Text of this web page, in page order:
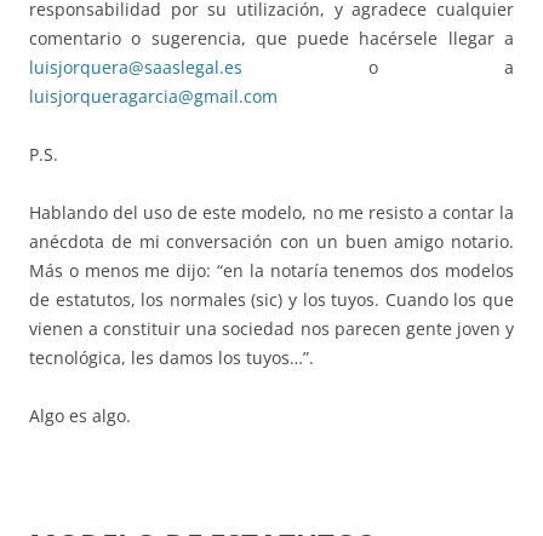
responsabilidad por su utilización, y agradece cualquier
comentario o sugerencia, que puede hacérsele llegar a
luisjorquera@saaslegal.es o a
luisjorqueragarcia@gmail.com
P.S.
Hablando del uso de este modelo, no me resisto a contar la
anécdota de mi conversación con un buen amigo notario.
Más o menos me dijo: “en la notaría tenemos dos modelos
de estatutos, los normales (sic) y los tuyos. Cuando los que
vienen a constituir una sociedad nos parecen gente joven y
tecnológica, les damos los tuyos…”.
Algo es algo.